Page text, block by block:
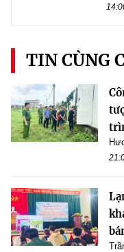
TIN CÙNG